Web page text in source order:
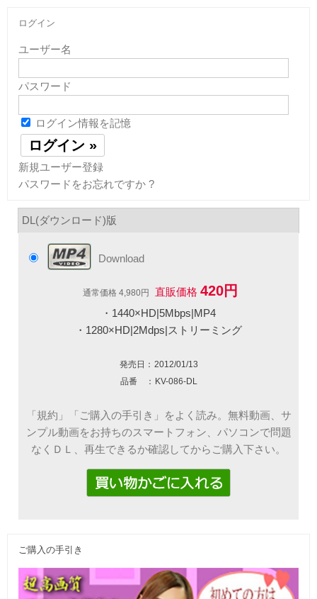
ログイン
ユーザー名
パスワード
ログイン情報を記憶
新規ユーザー登録
パスワードをお忘れですか ?
DL(ダウンロード)版
Download
通常価格 4,980円 直販価格 420円
・1440×HD|5Mbps|MP4
・1280×HD|2Mdps|ストリーミング
発売日： 2012/01/13
品番 ： KV-086-DL
「規約」「ご購入の手引き」をよく読み。無料動画、サ
ンプル動画をお持ちのスマートフォン、パソコンで問題
なくＤＬ、再生できるか確認してからご購入下さい。
ご購入の手引き